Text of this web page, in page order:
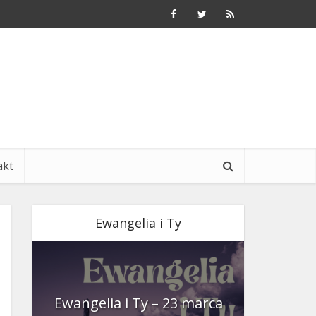
Ewangelia i Ty
Ewangelia i Ty – 23 marca